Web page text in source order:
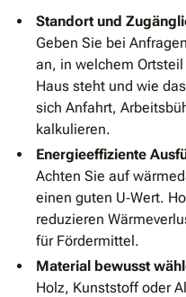
Standort und
Geben Sie bei
an, in welchem
Haus steht und wie
sich Anfahrt,
kalkulieren.
Energieeffiziente
Achten Sie auf
einen guten U‑Wert.
reduzieren
für Fördermittel.
Material bewusst
Holz, Kunststoff oder